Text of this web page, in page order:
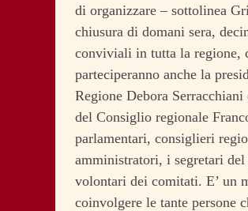
di organizzare – sottolinea
chiusura di domani sera,
conviviali in tutta la regione,
parteciperanno anche la
Regione Debora
del Consiglio regionale
parlamentari, consiglieri
amministratori, i segretari
volontari dei comitati. E’ un
coinvolgere le tante persone